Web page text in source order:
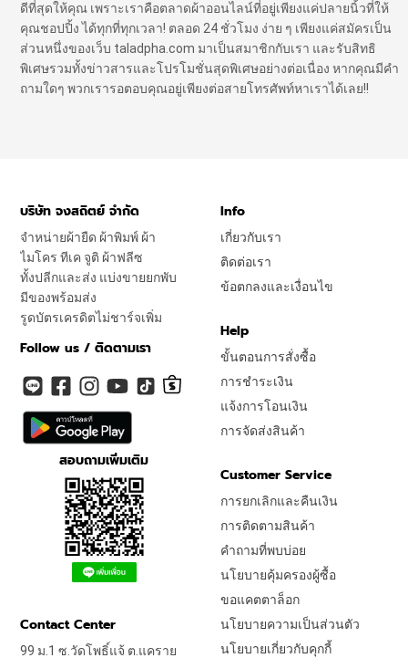
ดีที่สุดให้คุณ เพราะเราคือตลาดผ้าออนไลน์ที่อยู่เพียงแค่ปลายนิ้วที่ให้
คุณชอปปิ้ง ได้ทุกที่ทุกเวลา! ตลอด 24 ชั่วโมง ง่าย ๆ เพียงแค่สมัครเป็น
ส่วนหนึ่งของเว็บ taladpha.com มาเป็นสมาชิกกับเรา และรับสิทธิ
พิเศษรวมทั้งข่าวสารและโปรโมชั่นสุดพิเศษอย่างต่อเนื่อง หากคุณมีคำ
ถามใดๆ พวกเรารอตอบคุณอยู่เพียงต่อสายโทรศัพท์หาเราได้เลย!!
บริษัท จงสถิตย์ จำกัด
จำหน่ายผ้ายืด ผ้าพิมพ์ ผ้า
ไมโคร ทีเค จูติ ผ้าฟลีซ
ทั้งปลีกและส่ง แบ่งขายยกพับ
มีของพร้อมส่ง
รูดบัตรเครดิตไม่ชาร์จเพิ่ม
Follow us / ติดตามเรา
สอบถามเพิ่มเติม
Info
เกี่ยวกับเรา
ติดต่อเรา
ข้อตกลงและเงื่อนไข
Help
ขั้นตอนการสั่งซื้อ
การชำระเงิน
แจ้งการโอนเงิน
การจัดส่งสินค้า
Customer Service
การยกเลิกและคืนเงิน
การติดตามสินค้า
คำถามที่พบบ่อย
นโยบายคุ้มครองผู้ซื้อ
ขอแคตตาล็อก
นโยบายความเป็นส่วนตัว
นโยบายเกี่ยวกับคุกกี้
Contact Center
99 ม.1 ซ.วัดโพธิ์แจ้ ต.แคราย